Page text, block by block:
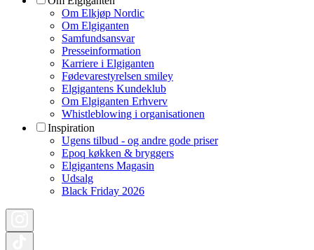
Om Elkjøp Nordic
Om Elgiganten
Samfundsansvar
Presseinformation
Karriere i Elgiganten
Fødevarestyrelsen smiley
Elgigantens Kundeklub
Om Elgiganten Erhverv
Whistleblowing i organisationen
Inspiration
Ugens tilbud - og andre gode priser
Epoq køkken & bryggers
Elgigantens Magasin
Udsalg
Black Friday 2026